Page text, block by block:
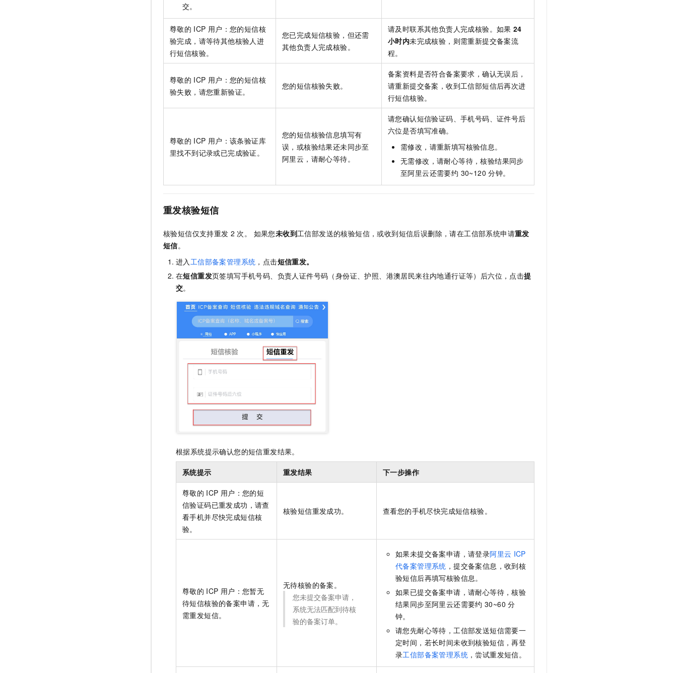
交。
尊敬的 ICP 用户：您的短信核
验完成，请等待其他核验人进
行短信核验。
您已完成短信核验，但还需
其他负责人完成核验。
请及时联系其他负责人完成核验。如果 24
小时内未完成核验，则需重新提交备案流
程。
尊敬的 ICP 用户：您的短信核
验失败，请您重新验证。
您的短信核验失败。
备案资料是否符合备案要求，确认无误后，
请重新提交备案，收到工信部短信后再次进
行短信核验。
尊敬的 ICP 用户：该条验证库
里找不到记录或已完成验证。
您的短信核验信息填写有
误，或核验结果还未同步至
阿里云，请耐心等待。
请您确认短信验证码、手机号码、证件号后
六位是否填写准确。
需修改，请重新填写核验信息。
无需修改，请耐心等待，核验结果同步
至阿里云还需要约 30~120 分钟。
重发核验短信
核验短信仅支持重发 2 次。 如果您未收到工信部发送的核验短信，或收到短信后误删除，请在工信部系统申请重发
短信。
进入工信部备案管理系统 ，点击短信重发。
在短信重发页签填写手机号码、负责人证件号码（身份证、护照、港澳居民来往内地通行证等）后六位，点击提
交。
根据系统提示确认您的短信重发结果。
系统提示 重发结果 下一步操作
尊敬的 ICP 用户：您的短
信验证码已重发成功，请查
看手机并尽快完成短信核
验。
核验短信重发成功。 查看您的手机尽快完成短信核验。
尊敬的 ICP 用户：您暂无
待短信核验的备案申请，无
需重发短信。
无待核验的备案。
您未提交备案申请，
系统无法匹配到待核
验的备案订单。
如果未提交备案申请，请登录阿里云 ICP
代备案管理系统 ，提交备案信息，收到核
验短信后再填写核验信息。
如果已提交备案申请，请耐心等待，核验
结果同步至阿里云还需要约 30~60 分
钟。
请您先耐心等待，工信部发送短信需要一
定时间，若长时间未收到核验短信，再登
录工信部备案管理系统 ，尝试重发短信。